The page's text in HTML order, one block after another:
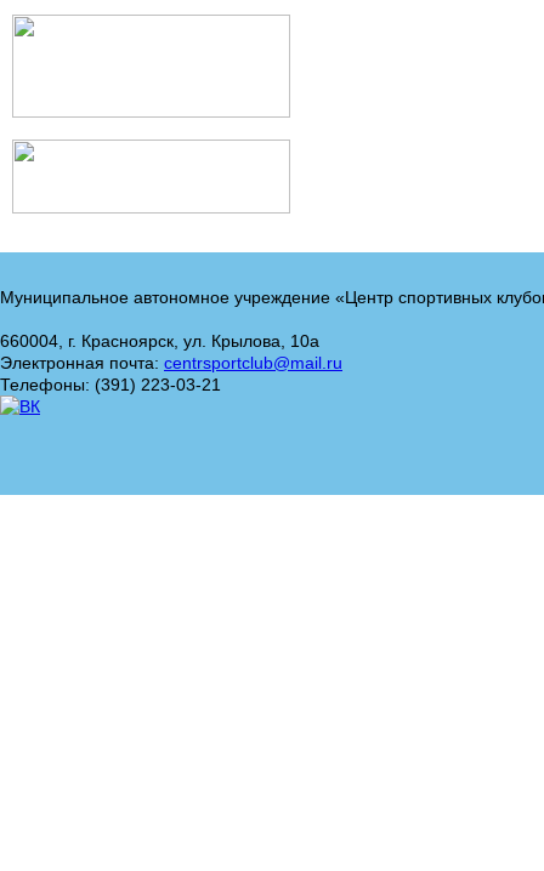
Муниципальное автономное учреждение «Центр спортивных
660004, г. Красноярск, ул. Крылова, 10а
Электронная почта: centrsportclub@mail.ru
Телефоны: (391) 223-03-21